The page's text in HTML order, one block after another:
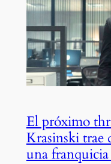
El próximo
Krasinski trae
una